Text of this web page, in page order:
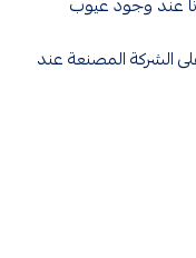
الشركة المصنعة عند